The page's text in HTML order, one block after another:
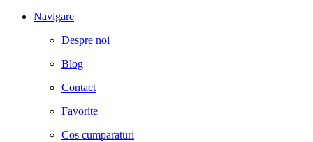
Navigare
Despre noi
Blog
Contact
Favorite
Cos cumparaturi